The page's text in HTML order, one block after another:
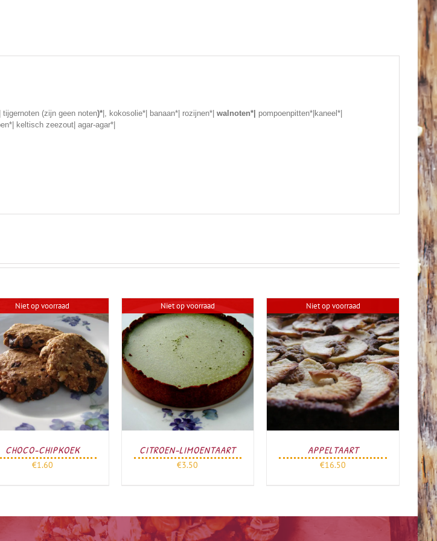
(zijn geen noten)* |, kokosolie*| banaan*| rozijnen*| walnoten*| pompoenpitten*|kaneel*|
keltisch zeezout| agar-agar*|
Niet op voorraad
CHOCO-CHIPKOEK
€1.60
Niet op voorraad
CITROEN-LIMOENTAART
€3.50
Niet op voorraad
APPELTAART
€16.50